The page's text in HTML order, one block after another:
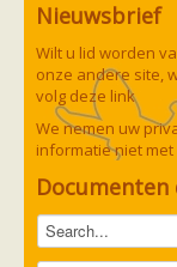
Boeken en
Vlendag
Overige
Nieuwsbrief
Wilt u lid worden
onze andere site,
volg deze link
We nemen uw
informatie niet